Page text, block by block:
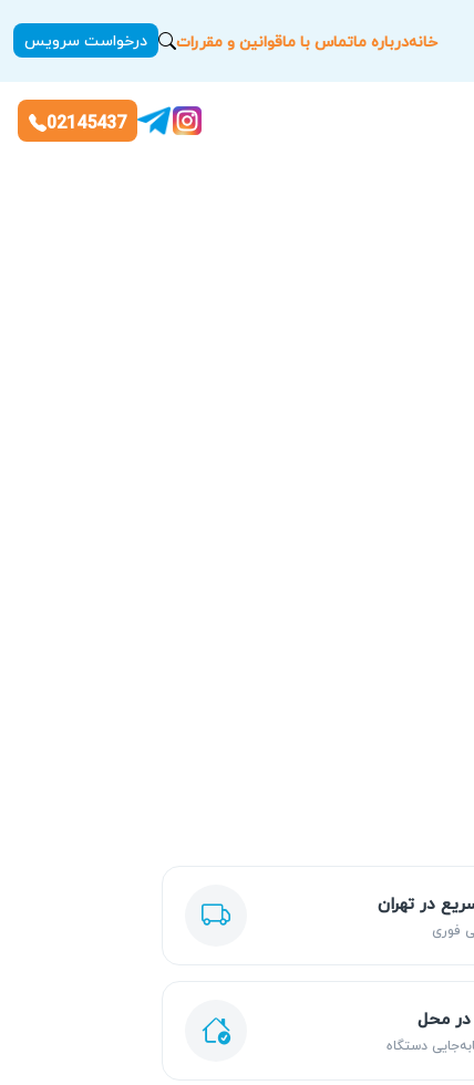
خانهدرباره ماتماس با ماقوانین و مقررات درخواست سرویس
02145437
در تهران
فوری
در محل
دستگاه